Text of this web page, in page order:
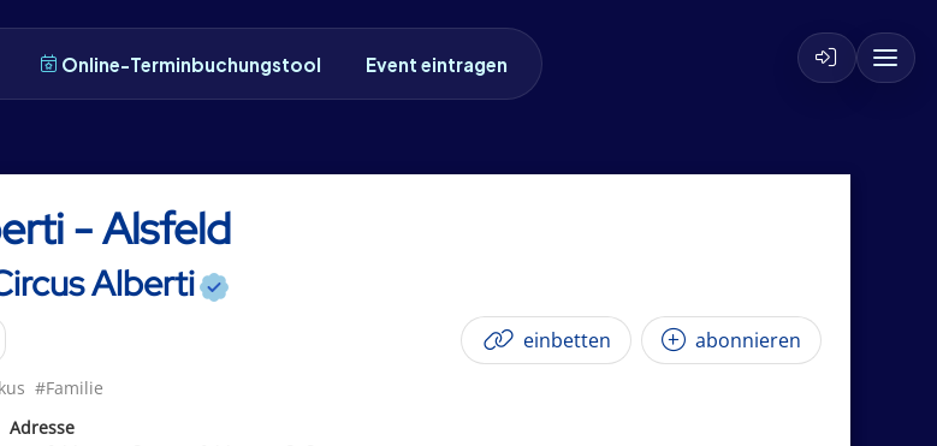
Online-Terminbuchungstool Event eintragen
- Alsfeld
Alberti
einbetten abonnieren
#Familie
Adresse